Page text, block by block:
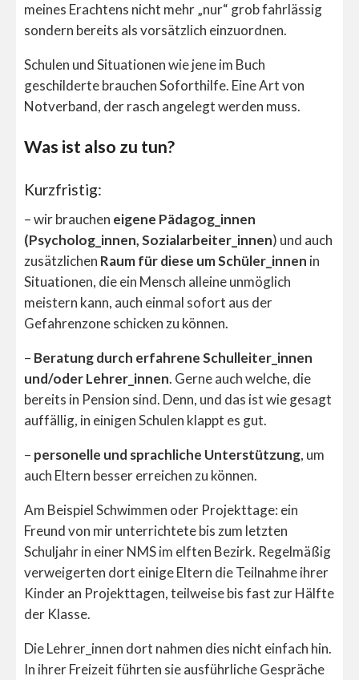
meines Erachtens nicht mehr „nur“ grob fahrlässig
sondern bereits als vorsätzlich einzuordnen.
Schulen und Situationen wie jene im Buch
geschilderte brauchen Soforthilfe. Eine Art von
Notverband, der rasch angelegt werden muss.
Was ist also zu tun?
Kurzfristig:
– wir brauchen eigene Pädagog_innen
(Psycholog_innen, Sozialarbeiter_innen) und auch
zusätzlichen Raum für diese um Schüler_innen in
Situationen, die ein Mensch alleine unmöglich
meistern kann, auch einmal sofort aus der
Gefahrenzone schicken zu können.
– Beratung durch erfahrene Schulleiter_innen
und/oder Lehrer_innen. Gerne auch welche, die
bereits in Pension sind. Denn, und das ist wie gesagt
auffällig, in einigen Schulen klappt es gut.
– personelle und sprachliche Unterstützung, um
auch Eltern besser erreichen zu können.
Am Beispiel Schwimmen oder Projekttage: ein
Freund von mir unterrichtete bis zum letzten
Schuljahr in einer NMS im elften Bezirk. Regelmäßig
verweigerten dort einige Eltern die Teilnahme ihrer
Kinder an Projekttagen, teilweise bis fast zur Hälfte
der Klasse.
Die Lehrer_innen dort nahmen dies nicht einfach hin.
In ihrer Freizeit führten sie ausführliche Gespräche